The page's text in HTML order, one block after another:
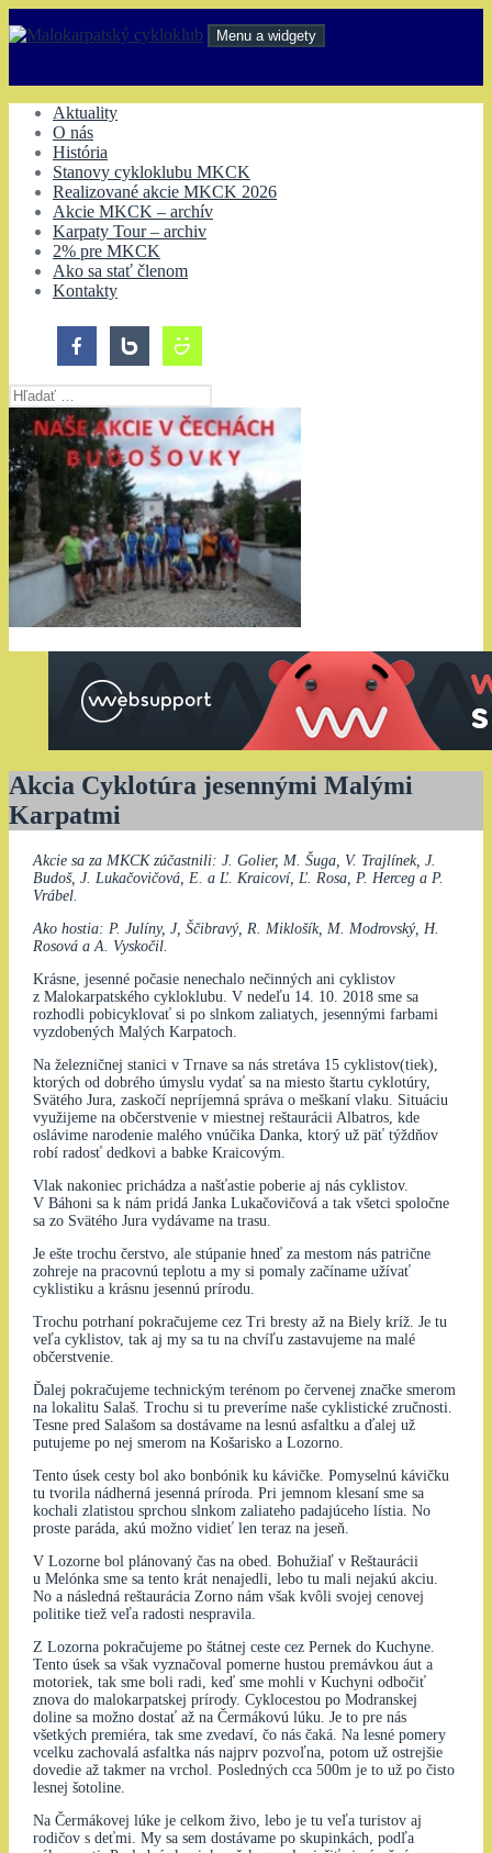
na
Menu a widgety
Aktuality
O nás
História
Stanovy cykloklubu MKCK
Realizované akcie MKCK 2026
Akcie MKCK – archív
Karpaty Tour – archiv
2% pre MKCK
Ako sa stať členom
Kontakty
Hľadať:
Akcia Cyklotúra jesennými Malými
Karpatmi
Akcie sa za MKCK zúčastnili: J. Golier, M. Šuga, V. Trajlínek, J.
Budoš, J. Lukačovičová, E. a Ľ. Kraicoví, Ľ. Rosa, P. Herceg a P.
Vrábel.
Ako hostia: P. Julíny, J, Ščibravý, R. Miklošík, M. Modrovský, H.
Rosová a A. Vyskočil.
Krásne, jesenné počasie nenechalo nečinných ani cyklistov
z Malokarpatského cykloklubu. V nedeľu 14. 10. 2018 sme sa
rozhodli pobicyklovať si po slnkom zaliatych, jesennými farbami
vyzdobených Malých Karpatoch.
Na železničnej stanici v Trnave sa nás stretáva 15 cyklistov(tiek),
ktorých od dobrého úmyslu vydať sa na miesto štartu cyklotúry,
Svätého Jura, zaskočí nepríjemná správa o meškaní vlaku. Situáciu
využijeme na občerstvenie v miestnej reštaurácii Albatros, kde
oslávime narodenie malého vnúčika Danka, ktorý už päť týždňov
robí radosť dedkovi a babke Kraicovým.
Vlak nakoniec prichádza a našťastie poberie aj nás cyklistov.
V Báhoni sa k nám pridá Janka Lukačovičová a tak všetci spoločne
sa zo Svätého Jura vydávame na trasu.
Je ešte trochu čerstvo, ale stúpanie hneď za mestom nás patrične
zohreje na pracovnú teplotu a my si pomaly začíname užívať
cyklistiku a krásnu jesennú prírodu.
Trochu potrhaní pokračujeme cez Tri bresty až na Biely kríž. Je tu
veľa cyklistov, tak aj my sa tu na chvíľu zastavujeme na malé
občerstvenie.
Ďalej pokračujeme technickým terénom po červenej značke smerom
na lokalitu Salaš. Trochu si tu preveríme naše cyklistické zručnosti.
Tesne pred Salašom sa dostávame na lesnú asfaltku a ďalej už
putujeme po nej smerom na Košarisko a Lozorno.
Tento úsek cesty bol ako bonbónik ku kávičke. Pomyselnú kávičku
tu tvorila nádherná jesenná príroda. Pri jemnom klesaní sme sa
kochali zlatistou sprchou slnkom zaliateho padajúceho lístia. No
proste paráda, akú možno vidieť len teraz na jeseň.
V Lozorne bol plánovaný čas na obed. Bohužiaľ v Reštaurácii
u Melónka sme sa tento krát nenajedli, lebo tu mali nejakú akciu.
No a následná reštaurácia Zorno nám však kvôli svojej cenovej
politike tiež veľa radosti nespravila.
Z Lozorna pokračujeme po štátnej ceste cez Pernek do Kuchyne.
Tento úsek sa však vyznačoval pomerne hustou premávkou áut a
motoriek, tak sme boli radi, keď sme mohli v Kuchyni odbočiť
znova do malokarpatskej prírody. Cyklocestou po Modranskej
doline sa možno dostať až na Čermákovú lúku. Je to pre nás
všetkých premiéra, tak sme zvedaví, čo nás čaká. Na lesné pomery
vcelku zachovalá asfaltka nás najprv pozvoľna, potom už ostrejšie
dovedie až takmer na vrchol. Posledných cca 500m je to už po čisto
lesnej šotoline.
Na Čermákovej lúke je celkom živo, lebo je tu veľa turistov aj
rodičov s deťmi. My sa sem dostávame po skupinkách, podľa